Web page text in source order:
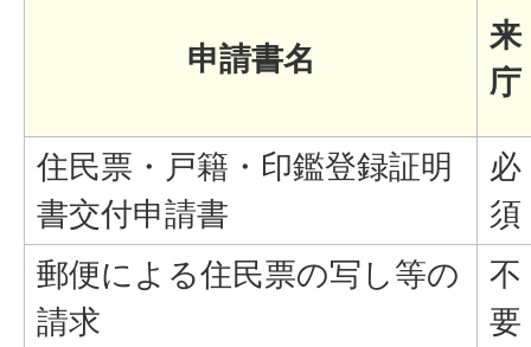
申請書名
来
庁
住民票・戸籍・印鑑登録証明
書交付申請書
必
須
郵便による住民票の写し等の
請求
不
要